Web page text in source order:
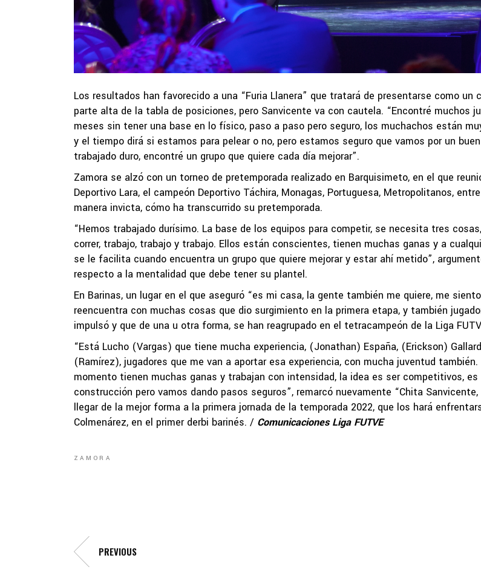
Los resultados han favorecido a una “Furia Llanera” que tratará de presentarse como un
parte alta de la tabla de posiciones, pero Sanvicente va con cautela. “Encontré muchos
meses sin tener una base en lo físico, paso a paso pero seguro, los muchachos están
y el tiempo dirá si estamos para pelear o no, pero estamos seguro que vamos por un
trabajado duro, encontré un grupo que quiere cada día mejorar”.
Zamora se alzó con un torneo de pretemporada realizado en Barquisimeto, en el que
Deportivo Lara, el campeón Deportivo Táchira, Monagas, Portuguesa, Metropolitanos,
manera invicta, cómo ha transcurrido su pretemporada.
“Hemos trabajado durísimo. La base de los equipos para competir, se necesita tres
correr, trabajo, trabajo y trabajo. Ellos están conscientes, tienen muchas ganas y a
se le facilita cuando encuentra un grupo que quiere mejorar y estar ahí metido”,
respecto a la mentalidad que debe tener su plantel.
En Barinas, un lugar en el que aseguró “es mi casa, la gente también me quiere, me
reencuentra con muchas cosas que dio surgimiento en la primera etapa, y también
impulsó y que de una u otra forma, se han reagrupado en el tetracampeón de la Liga
“Está Lucho (Vargas) que tiene mucha experiencia, (Jonathan) España, (Erickson)
(Ramírez), jugadores que me van a aportar esa experiencia, con mucha juventud también.
momento tienen muchas ganas y trabajan con intensidad, la idea es ser competitivos, es
construcción pero vamos dando pasos seguros”, remarcó nuevamente “Chita
llegar de la mejor forma a la primera jornada de la temporada 2022, que los hará
Colmenárez, en el primer derbi barinés. / Comunicaciones Liga FUTVE
ZAMORA
PREVIOUS